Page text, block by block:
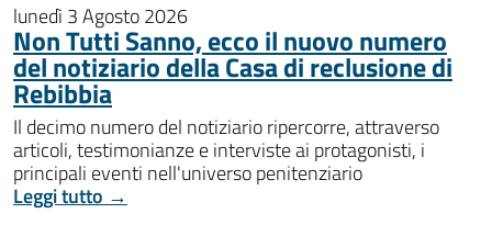
lunedì 3 Agosto 2026
Non Tutti Sanno, ecco il nuovo numero
del notiziario della Casa di reclusione di
Rebibbia
Il decimo numero del notiziario ripercorre, attraverso
articoli, testimonianze e interviste ai protagonisti, i
principali eventi nell'universo penitenziario
Leggi tutto →